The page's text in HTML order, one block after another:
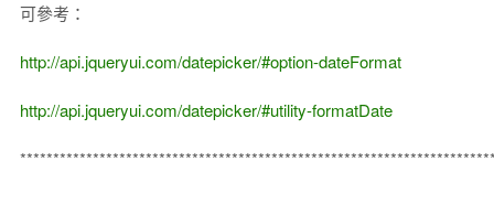
可參考：
http://api.jqueryui.com/datepicker/#option-dateFormat
http://api.jqueryui.com/datepicker/#utility-formatDate